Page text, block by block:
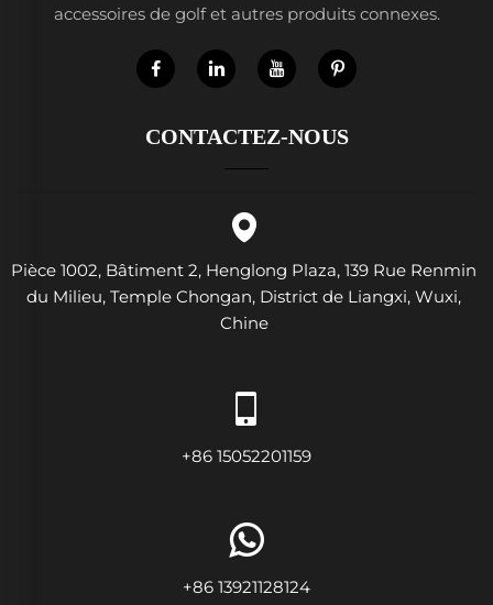
accessoires de golf et autres produits connexes.
CONTACTEZ-NOUS
Pièce 1002, Bâtiment 2, Henglong Plaza, 139 Rue Renmin
du Milieu, Temple Chongan, District de Liangxi, Wuxi,
Chine
+86 15052201159
+86 13921128124